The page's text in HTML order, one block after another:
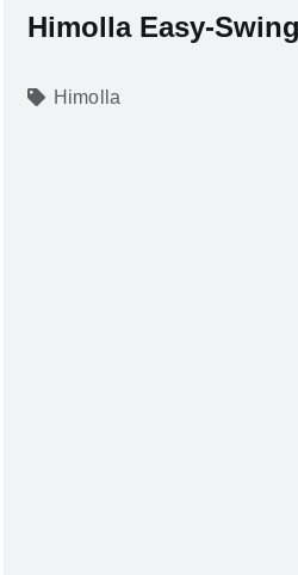
Himolla Easy-
Himolla